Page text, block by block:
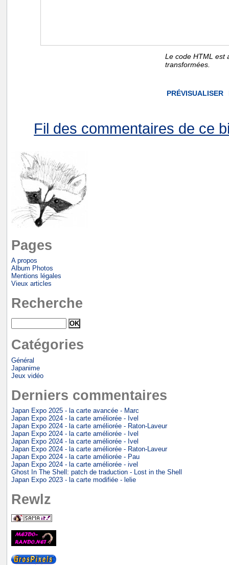
Le code HTML est
transformées.
Fil des commentaires de ce
Pages
A propos
Album Photos
Mentions légales
Vieux articles
Recherche
Catégories
Général
Japanime
Jeux vidéo
Derniers commentaires
Japan Expo 2025 - la carte avancée - Marc
Japan Expo 2024 - la carte améliorée - Ivel
Japan Expo 2024 - la carte améliorée - Raton-Laveur
Japan Expo 2024 - la carte améliorée - Ivel
Japan Expo 2024 - la carte améliorée - Ivel
Japan Expo 2024 - la carte améliorée - Raton-Laveur
Japan Expo 2024 - la carte améliorée - Pau
Japan Expo 2024 - la carte améliorée - ivel
Ghost In The Shell: patch de traduction - Lost in the Shell
Japan Expo 2023 - la carte modifiée - lelie
Rewlz